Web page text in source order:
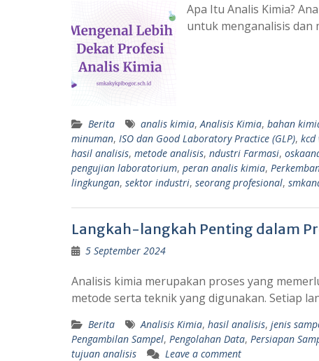
Apa Itu Analis Kimia?
untuk menganalisis dan
Berita analis kimia, Analisis Kimia, bahan
minuman, ISO dan Good Laboratory Practice (GLP), kcd
hasil analisis, metode analisis, ndustri Farmasi,
pengujian laboratorium, peran analis kimia,
lingkungan, sektor industri, seorang profesional,
Langkah-langkah Penting dalam
5 September 2024
Analisis kimia merupakan proses yang
metode serta teknik yang digunakan. Setiap
Berita Analisis Kimia, hasil analisis, jenis
Pengambilan Sampel, Pengolahan Data, Persiapan
tujuan analisis
Leave a comment